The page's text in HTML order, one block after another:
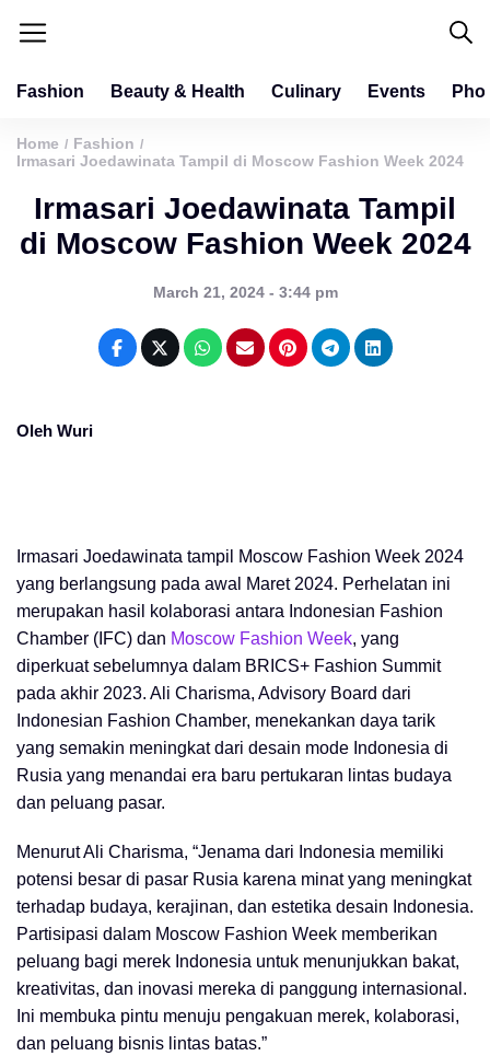
Fashion Beauty & Health Culinary Events
Home / Fashion /
Irmasari Joedawinata Tampil di Moscow Fashion Week 2024
Irmasari Joedawinata Tampil
di Moscow Fashion Week 2024
March 21, 2024 - 3:44 pm
Oleh Wuri
Irmasari Joedawinata tampil Moscow Fashion Week 2024
yang berlangsung pada awal Maret 2024. Perhelatan ini
merupakan hasil kolaborasi antara Indonesian Fashion
Chamber (IFC) dan Moscow Fashion Week, yang
diperkuat sebelumnya dalam BRICS+ Fashion Summit
pada akhir 2023. Ali Charisma, Advisory Board dari
Indonesian Fashion Chamber, menekankan daya tarik
yang semakin meningkat dari desain mode Indonesia di
Rusia yang menandai era baru pertukaran lintas budaya
dan peluang pasar.
Menurut Ali Charisma, “Jenama dari Indonesia memiliki
potensi besar di pasar Rusia karena minat yang meningkat
terhadap budaya, kerajinan, dan estetika desain Indonesia.
Partisipasi dalam Moscow Fashion Week memberikan
peluang bagi merek Indonesia untuk menunjukkan bakat,
kreativitas, dan inovasi mereka di panggung internasional.
Ini membuka pintu menuju pengakuan merek, kolaborasi,
dan peluang bisnis lintas batas.”